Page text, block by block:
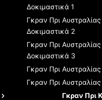
Δοκιμαστικά 1
Γκραν Πρι Αυστραλίας
Δοκιμαστικά 2
Γκραν Πρι Αυστραλίας
Δοκιμαστικά 3
Γκραν Πρι Αυστραλίας
Γκραν Πρι Αυστραλίας
Γκραν Πρι